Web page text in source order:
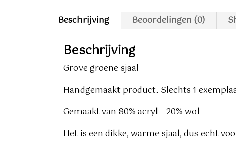
Beschrijving Beoordelingen (0)
Beschrijving
Grove groene sjaal
Handgemaakt product. Slechts 1
Gemaakt van 80% acryl – 20% wol
Het is een dikke, warme sjaal, dus echt